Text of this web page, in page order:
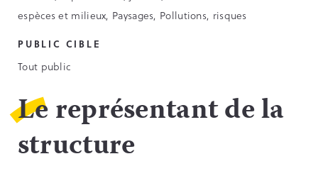
espèces et milieux, Paysages, Pollutions, risques
PUBLIC CIBLE
Tout public
Le représentant de la
structure